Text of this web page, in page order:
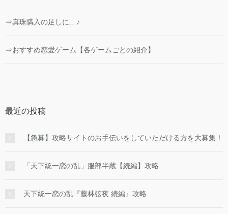
⇒真珠購入の足しに…♪
⇒おすすめ恋愛ゲーム【各ゲームごとの紹介】
最近の投稿
【急募】攻略サイトのお手伝いをしていただける方を大募集！
「天下統一恋の乱」服部半蔵【続編】攻略
天下統一恋の乱『藤林弦夜 続編』攻略